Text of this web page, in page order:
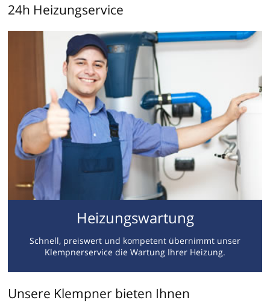
24h Heizungservice
Heizungswartung
Schnell, preiswert und kompetent übernimmt unser
Klempnerservice die Wartung Ihrer Heizung.
Unsere Klempner bieten Ihnen